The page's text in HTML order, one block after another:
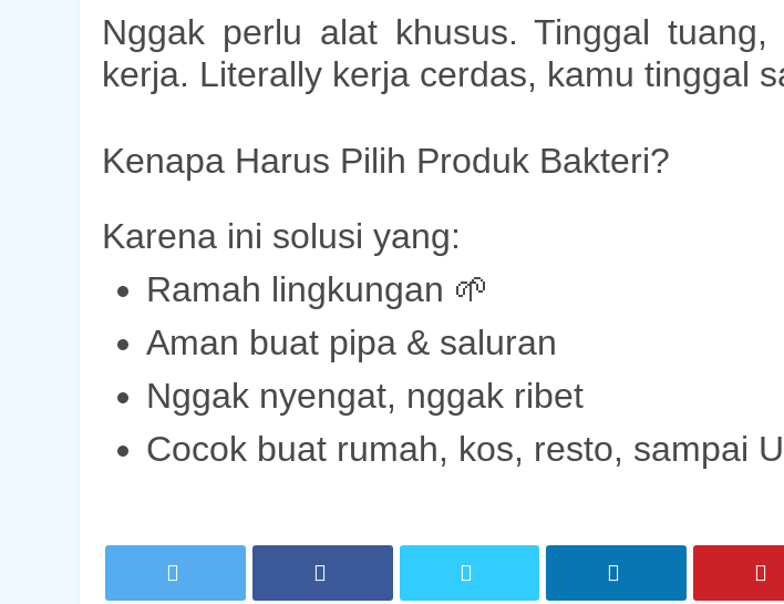
Nggak perlu alat khusus. Tinggal tuang,
kerja. Literally kerja cerdas, kamu tinggal
Kenapa Harus Pilih Produk Bakteri?
Karena ini solusi yang:
Ramah lingkungan 🌱
Aman buat pipa & saluran
Nggak nyengat, nggak ribet
Cocok buat rumah, kos, resto, sampai